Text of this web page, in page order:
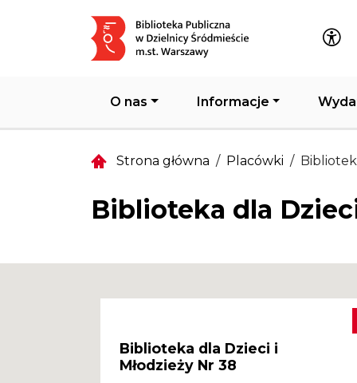
O nas Informacje
Strona główna Placówki
Biblioteka dla
Biblioteka dla Dzieci i
Młodzieży Nr 38